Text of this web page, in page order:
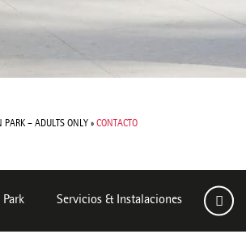
PARK – ADULTS ONLY » CONTACTO
Servicios & Instalaciones